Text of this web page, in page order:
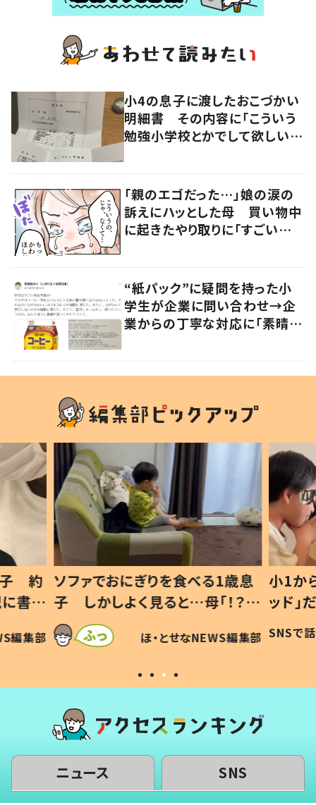
小4の息子に渡したおこづかい
明細書 その内容に「こういう
勉強小学校とかでして欲しい」
「親のエゴだった…」娘の涙の
訴えにハッとした母 買い物中
に起きたやり取りに「すごい分
“紙パック”に疑問を持った小
学生が企業に問い合わせ→企
業からの丁寧な対応に「素晴ら
歳息
？」
編集部
小1から不登校、息子は「ギフテ
ッド」だった 父が“ウチ給食”を
作り続ける理由とは #令和の親
#令和の子
SNSで話題 ほ・とせなNEWS編集部
ひ孫
が、抱
「涙
い」
ニュース SNS